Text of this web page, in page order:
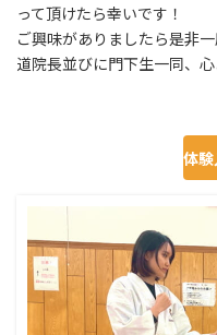
って頂けたら幸いです！
ご興味がありましたら是非
道院長並びに門下生一同、
体